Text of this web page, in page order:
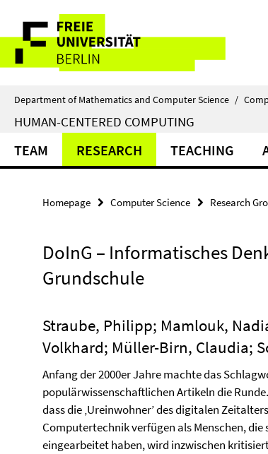
direkt
Inhalt
Service
Navigation
Department of Mathematics and Computer Science /
HUMAN-CENTERED COMPUTING
TEAM RESEARCH TEACHING
Homepage Computer Science Research
DoInG – Informatisches
Grundschule
Straube, Philipp; Mamlouk,
Volkhard; Müller-Birn, Claudia;
Anfang der 2000er Jahre machte das
populärwissenschaftlichen Artikeln die
dass die ‚Ureinwohner’ des digitalen
Computertechnik verfügen als Menschen,
eingearbeitet haben, wird inzwischen